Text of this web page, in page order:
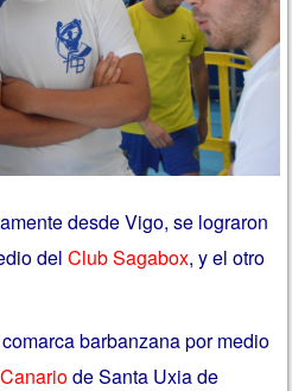
desde Vigo, se lograron
delClub Sagabox, y el otro
barbanzana por medio
de Santa Uxia de